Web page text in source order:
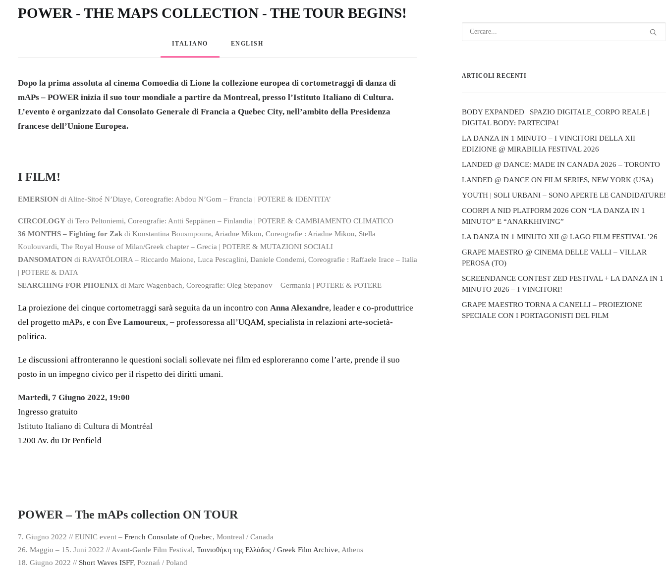
POWER - THE MAPS COLLECTION - THE TOUR BEGINS!
ITALIANO ENGLISH
Dopo la prima assoluta al cinema Comoedia di Lione la collezione europea di cortometraggi di danza di
mAPs – POWER inizia il suo tour mondiale a partire da Montreal, presso l’Istituto Italiano di Cultura.
L’evento è organizzato dal Consolato Generale di Francia a Quebec City, nell’ambito della Presidenza
francese dell’Unione Europea.
I FILM!
EMERSION di Aline-Sitoé N’Diaye, Coreografie: Abdou N’Gom – Francia | POTERE & IDENTITA’
CIRCOLOGY di Tero Peltoniemi, Coreografie: Antti Seppänen – Finlandia | POTERE & CAMBIAMENTO CLIMATICO
36 MONTHS – Fighting for Zak di Konstantina Bousmpoura, Ariadne Mikou, Coreografie : Ariadne Mikou, Stella
Koulouvardi, The Royal House of Milan/Greek chapter – Grecia | POTERE & MUTAZIONI SOCIALI
DANSOMATON di RAVATÖLOIRA – Riccardo Maione, Luca Pescaglini, Daniele Condemi, Coreografie : Raffaele Irace – Italia
| POTERE & DATA
SEARCHING FOR PHOENIX di Marc Wagenbach, Coreografie: Oleg Stepanov – Germania | POTERE & POTERE
La proiezione dei cinque cortometraggi sarà seguita da un incontro con Anna Alexandre, leader e co-produttrice
del progetto mAPs, e con Ève Lamoureux, – professoressa all’UQAM, specialista in relazioni arte-società-
politica.
Le discussioni affronteranno le questioni sociali sollevate nei film ed esploreranno come l’arte, prende il suo
posto in un impegno civico per il rispetto dei diritti umani.
Martedi, 7 Giugno 2022, 19:00
Ingresso gratuito
Istituto Italiano di Cultura di Montréal
1200 Av. du Dr Penfield
POWER – The mAPs collection ON TOUR
7. Giugno 2022 // EUNIC event – French Consulate of Quebec, Montreal / Canada
26. Maggio – 15. Juni 2022 // Avant-Garde Film Festival, Ταινιοθήκη της Ελλάδος / Greek Film Archive, Athens
18. Giugno 2022 // Short Waves ISFF, Poznań / Poland
ARTICOLI RECENTI
BODY EXPANDED | SPAZIO DIGITALE_CORPO REALE |
DIGITAL BODY: PARTECIPA!
LA DANZA IN 1 MINUTO – I VINCITORI DELLA XII
EDIZIONE @ MIRABILIA FESTIVAL 2026
LANDED @ DANCE: MADE IN CANADA 2026 – TORONTO
LANDED @ DANCE ON FILM SERIES, NEW YORK (USA)
YOUTH | SOLI URBANI – SONO APERTE LE CANDIDATURE!
COORPI A NID PLATFORM 2026 CON “LA DANZA IN 1
MINUTO” E “ANARKHIVING”
LA DANZA IN 1 MINUTO XII @ LAGO FILM FESTIVAL ’26
GRAPE MAESTRO @ CINEMA DELLE VALLI – VILLAR
PEROSA (TO)
SCREENDANCE CONTEST ZED FESTIVAL + LA DANZA IN 1
MINUTO 2026 – I VINCITORI!
GRAPE MAESTRO TORNA A CANELLI – PROIEZIONE
SPECIALE CON I PORTAGONISTI DEL FILM